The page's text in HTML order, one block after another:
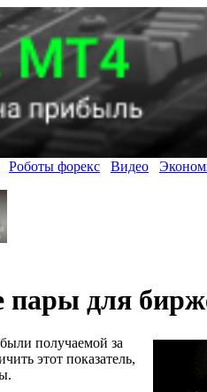
Роботы форекс Видео
для
получаемой за
этот показатель,